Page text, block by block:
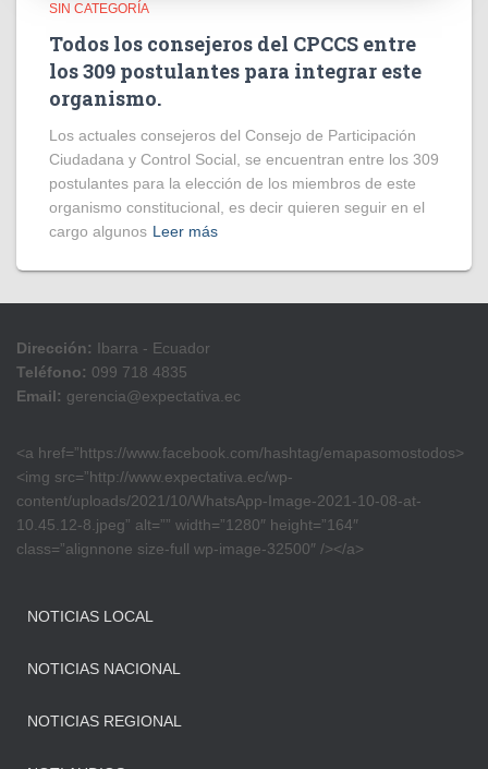
SIN CATEGORÍA
Todos los consejeros del CPCCS entre
los 309 postulantes para integrar este
organismo.
Los actuales consejeros del Consejo de Participación
Ciudadana y Control Social, se encuentran entre los 309
postulantes para la elección de los miembros de este
organismo constitucional, es decir quieren seguir en el
cargo algunos Leer más
Dirección: Ibarra - Ecuador
Teléfono: 099 718 4835
Email: gerencia@expectativa.ec
<a href=”https://www.facebook.com/hashtag/emapasomostodos>
<img src=”http://www.expectativa.ec/wp-
content/uploads/2021/10/WhatsApp-Image-2021-10-08-at-
10.45.12-8.jpeg” alt=”” width=”1280″ height=”164″
class=”alignnone size-full wp-image-32500″ /></a>
NOTICIAS LOCAL
NOTICIAS NACIONAL
NOTICIAS REGIONAL